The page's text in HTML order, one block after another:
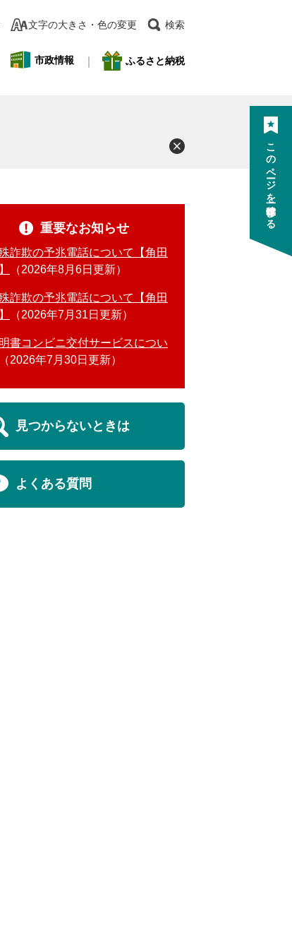
文字の大きさ・色の変更 検索
市政情報 ふるさと納税
重要なお知らせ
詐欺の予兆電話について【角田
2026年8月6日更新
詐欺の予兆電話について【角田
2026年7月31日更新
書コンビニ交付サービスについ
2026年7月30日更新
見つからないときは
よくある質問
このページを一時保存する